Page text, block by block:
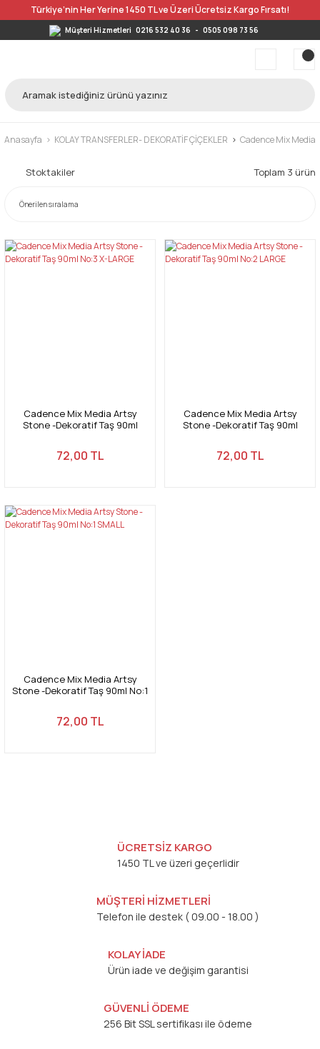
Türkiye’nin Her Yerine 1450 TL ve Üzeri Ücretsiz Kargo Fırsatı!
Müşteri Hizmetleri 0216 532 40 36 - 0505 098 73 56
Anasayfa KOLAY TRANSFERLER- DEKORATİF ÇİÇEKLER Cadence Mix Media
Stoktakiler Toplam 3 ürün
Cadence Mix Media Artsy
Stone -Dekoratif Taş 90ml
72,00 TL
Cadence Mix Media Artsy
Stone -Dekoratif Taş 90ml
72,00 TL
Cadence Mix Media Artsy
Stone -Dekoratif Taş 90ml No:1
72,00 TL
ÜCRETSİZ KARGO
1450 TL ve üzeri geçerlidir
MÜŞTERİ HİZMETLERİ
Telefon ile destek ( 09.00 - 18.00 )
KOLAY İADE
Ürün iade ve değişim garantisi
GÜVENLİ ÖDEME
256 Bit SSL sertifikası ile ödeme